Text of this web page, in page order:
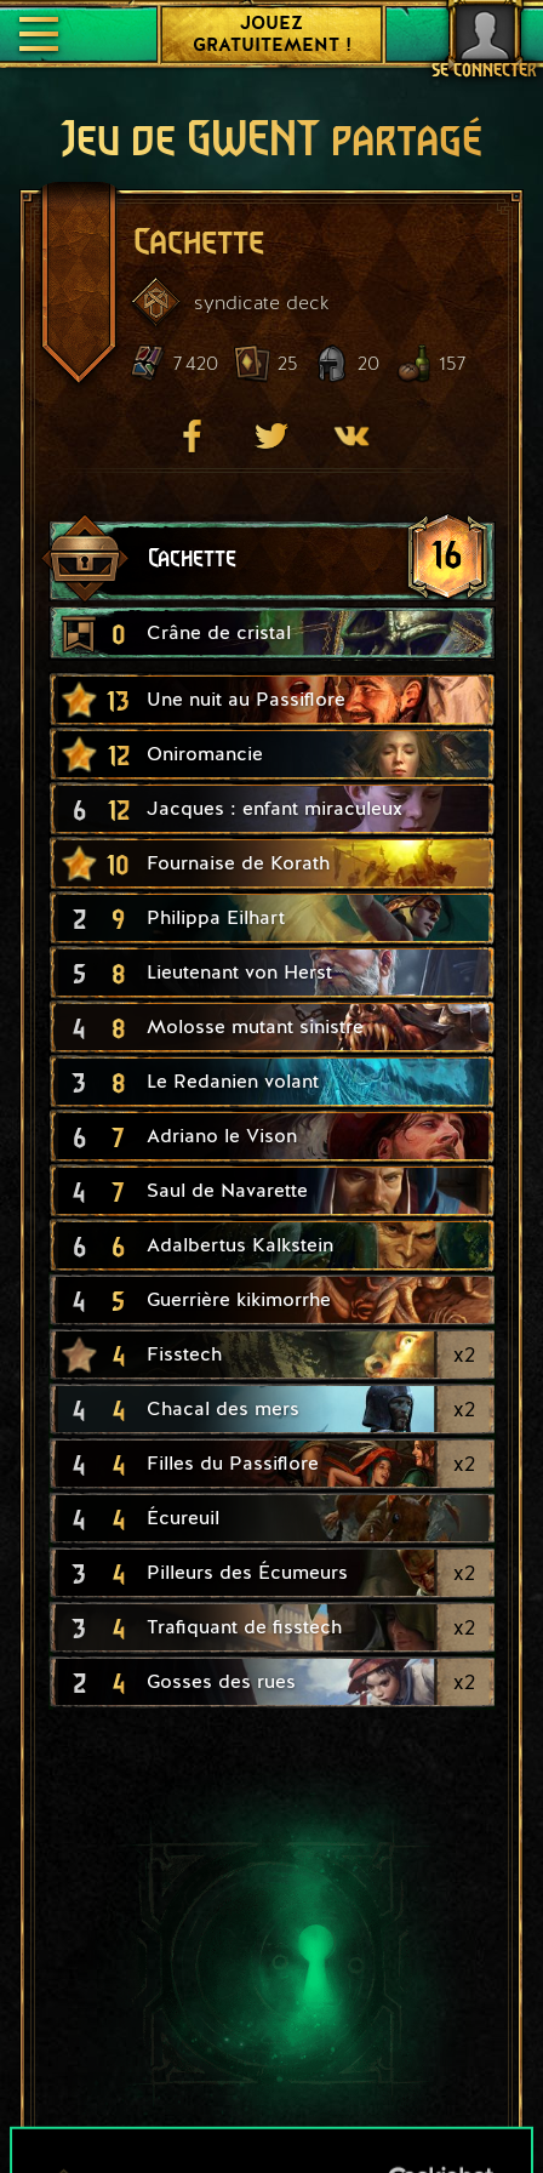
SE CONNECTER
JOUEZ
GRATUITEMENT !
Jeu de GWENT partagé
Cachette
syndicate deck
7 420 25 20 157
Cachette 16
0 Crâne de cristal
13 Une nuit au Passiflore
12 Oniromancie
6 12 Jacques : enfant miraculeux
10 Fournaise de Korath
2 9 Philippa Eilhart
5 8 Lieutenant von Herst
4 8 Molosse mutant sinistre
3 8 Le Redanien volant
6 7 Adriano le Vison
4 7 Saul de Navarette
6 6 Adalbertus Kalkstein
4 5 Guerrière kikimorrhe
4 Fisstech x2
4 4 Chacal des mers x2
4 4 Filles du Passiflore x2
4 4 Écureuil
3 4 Pilleurs des Écumeurs x2
3 4 Trafiquant de fisstech x2
2 4 Gosses des rues x2
Pour l'instant, ce